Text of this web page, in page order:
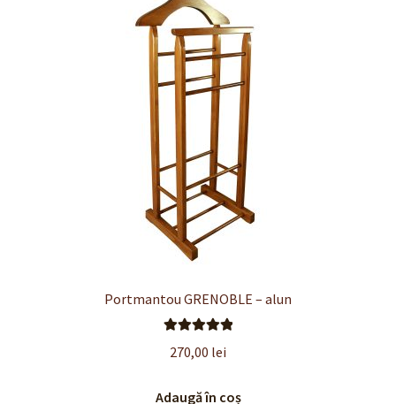
Portmantou GRENOBLE – alun
5.00
270,00 lei
Adaugă în coș